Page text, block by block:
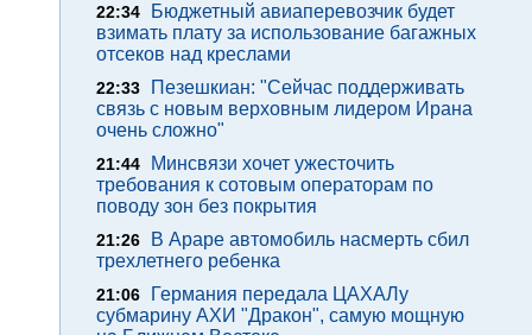
22:34
Бюджетный авиаперевозчик будет
взимать плату за использование багажных
отсеков над креслами
22:33
Пезешкиан: "Сейчас поддерживать
связь с новым верховным лидером Ирана
очень сложно"
21:44
Минсвязи хочет ужесточить
требования к сотовым операторам по
поводу зон без покрытия
21:26
В Араре автомобиль насмерть сбил
трехлетнего ребенка
21:06
Германия передала ЦАХАЛу
субмарину АХИ "Дракон", самую мощную